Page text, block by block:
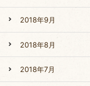
2018年9月
2018年8月
2018年7月